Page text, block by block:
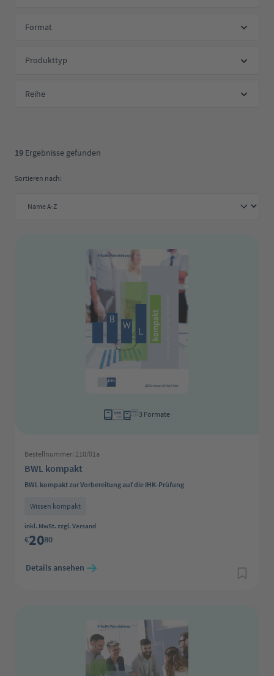
Format
Produkttyp
Reihe
19 Ergebnisse gefunden
Sortieren nach:
3 Formate
Bestellnummer: 210/01a
BWL kompakt
BWL kompakt zur Vorbereitung auf die IHK-Prüfung
Wissen kompakt
Regulärer Preis:
inkl. MwSt. zzgl. Versand
€2080
Details ansehen